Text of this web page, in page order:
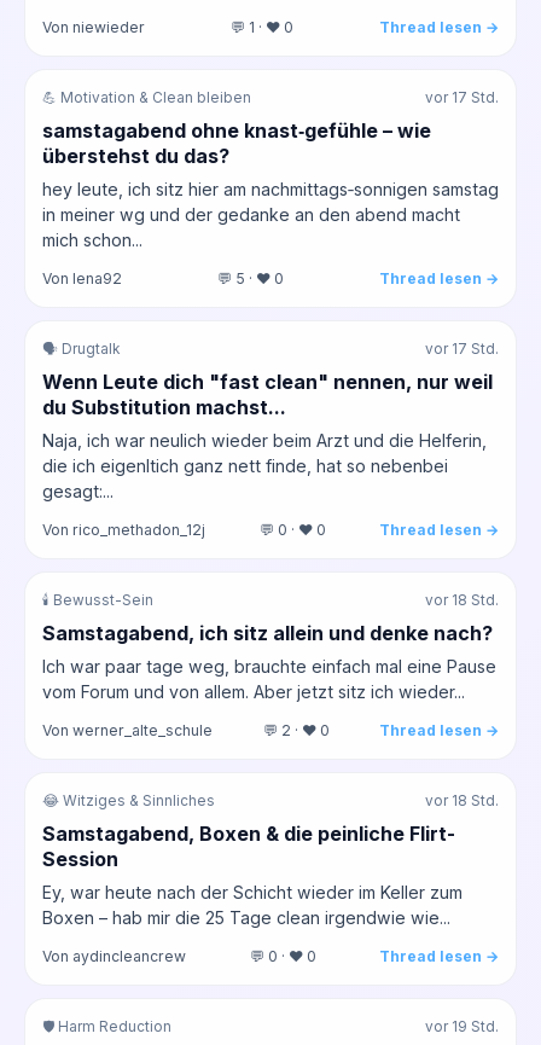
Von niewieder 💬 1 · ❤️ 0 Thread lesen →
💪 Motivation & Clean bleiben vor 17 Std.
samstagabend ohne knast‑gefühle – wie
überstehst du das?
hey leute, ich sitz hier am nachmittags‑sonnigen samstag
in meiner wg und der gedanke an den abend macht
mich schon...
Von lena92 💬 5 · ❤️ 0 Thread lesen →
🗣️ Drugtalk vor 17 Std.
Wenn Leute dich "fast clean" nennen, nur weil
du Substitution machst...
Naja, ich war neulich wieder beim Arzt und die Helferin,
die ich eigenltich ganz nett finde, hat so nebenbei
gesagt:...
Von rico_methadon_12j 💬 0 · ❤️ 0 Thread lesen →
🕯️ Bewusst-Sein vor 18 Std.
Samstagabend, ich sitz allein und denke nach?
Ich war paar tage weg, brauchte einfach mal eine Pause
vom Forum und von allem. Aber jetzt sitz ich wieder...
Von werner_alte_schule 💬 2 · ❤️ 0 Thread lesen →
😂 Witziges & Sinnliches vor 18 Std.
Samstagabend, Boxen & die peinliche Flirt-
Session
Ey, war heute nach der Schicht wieder im Keller zum
Boxen – hab mir die 25 Tage clean irgendwie wie...
Von aydincleancrew 💬 0 · ❤️ 0 Thread lesen →
🛡️ Harm Reduction vor 19 Std.